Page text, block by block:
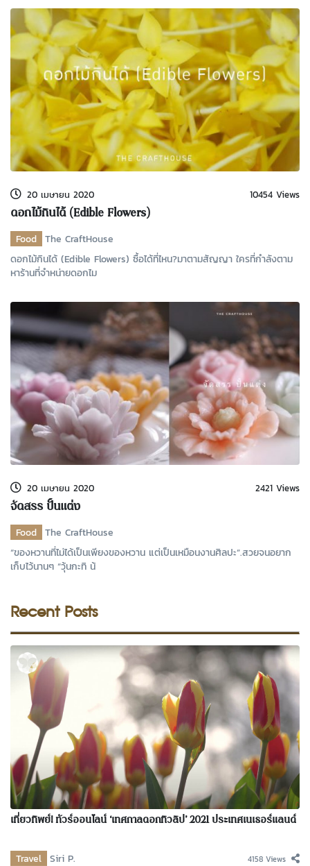
20 เมษายน 2020 10454 Views
ดอกไม้กินได้ (Edible Flowers)
Food The CraftHouse
ดอกไม้กินได้ (Edible Flowers) ซื้อได้ที่ไหน?มาตามสัญญา ใครที่กำลังตาม
หาร้านที่จำหน่ายดอกไม
20 เมษายน 2020 2421 Views
จัดสรร ปั้นแต่ง
Food The CraftHouse
“ของหวานที่ไม่ได้เป็นเพียงของหวาน แต่เป็นเหมือนงานศิลปะ”.สวยจนอยาก
เก็บไว้นานๆ “วุ้นกะทิ น้
Recent Posts
เที่ยวทิพย์! ทัวร์ออนไลน์ ‘เทศกาลดอกทิวลิป’ 2021 ประเทศเนเธอร์แลนด์
Travel Siri P. 4158 Views